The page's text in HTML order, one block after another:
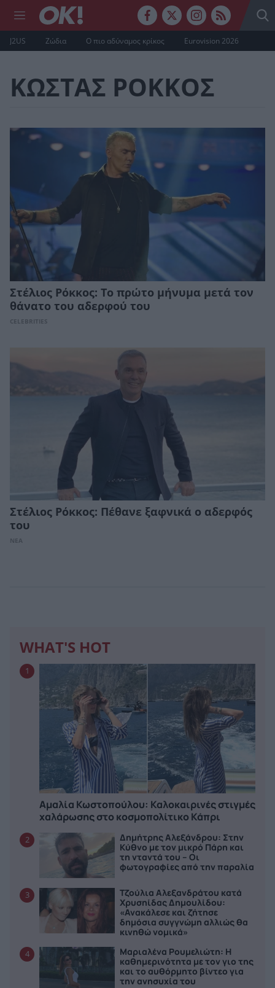
J2US Ζώδια Ο πιο αδύναμος κρίκος Eurovision 2026
ΚΩΣΤΑΣ ΡΟΚΚΟΣ
Στέλιος Ρόκκος: Το πρώτο μήνυμα μετά τον
θάνατο του αδερφού του
CELEBRITIES
Στέλιος Ρόκκος: Πέθανε ξαφνικά ο αδερφός
του
ΝΕΑ
WHAT'S HOT
1
Αμαλία Κωστοπούλου: Καλοκαιρινές στιγμές
χαλάρωσης στο κοσμοπολίτικο Κάπρι
2
Δημήτρης Αλεξάνδρου: Στην
Κύθνο με τον μικρό Πάρη και
τη νταντά του – Οι
φωτογραφίες από την παραλία
3
Τζούλια Αλεξανδράτου κατά
Χρυσηίδας Δημουλίδου:
«Ανακάλεσε και ζήτησε
δημόσια συγγνώμη αλλιώς θα
κινηθώ νομικά»
4
Μαριαλένα Ρουμελιώτη: Η
καθημερινότητα με τον γιο της
και το αυθόρμητο βίντεο για
την ανησυχία του